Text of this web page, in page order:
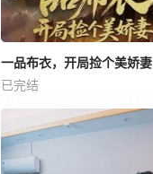
一品布衣，开局捡个美娇妻
已完结